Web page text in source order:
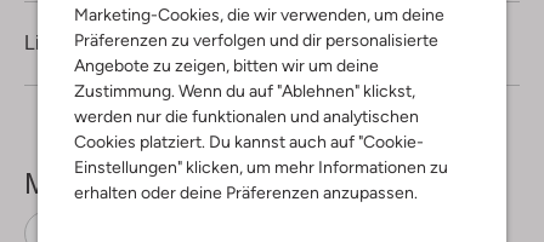
Marketing-Cookies, die wir verwenden, um deine
Präferenzen zu verfolgen und dir personalisierte
Angebote zu zeigen, bitten wir um deine
Zustimmung. Wenn du auf "Ablehnen" klickst,
werden nur die funktionalen und analytischen
Cookies platziert. Du kannst auch auf "Cookie-
Einstellungen" klicken, um mehr Informationen zu
erhalten oder deine Präferenzen anzupassen.
Lieferung & Rückgabe
Mehr sehen